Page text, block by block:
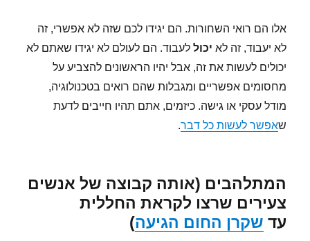
אלו הם רואי השחורות. הם יגידו לכם שזה לא אפשרי, זה
לא יעבוד, זה לא יכול לעבוד. הם לעולם לא יגידו שאתם לא
יכולים לעשות את זה, אבל יהיו הראשונים להצביע על
מחסומים אפשריים ומגבלות שהם רואים בטכנולוגיה,
מודל עסקי או גישה. כיזמים, אתם תהיו חייבים לדעת
שאפשר לעשות כל דבר.
המתלהבים (אותה קבוצה של אנשים
צעירים שרצו לקראת החללית
עד שקרן החום הגיעה)